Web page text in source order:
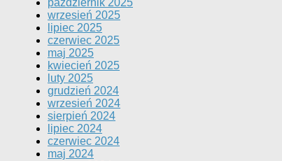
wrzesień 2025
lipiec 2025
czerwiec 2025
maj 2025
kwiecień 2025
luty 2025
grudzień 2024
wrzesień 2024
sierpień 2024
lipiec 2024
czerwiec 2024
maj 2024